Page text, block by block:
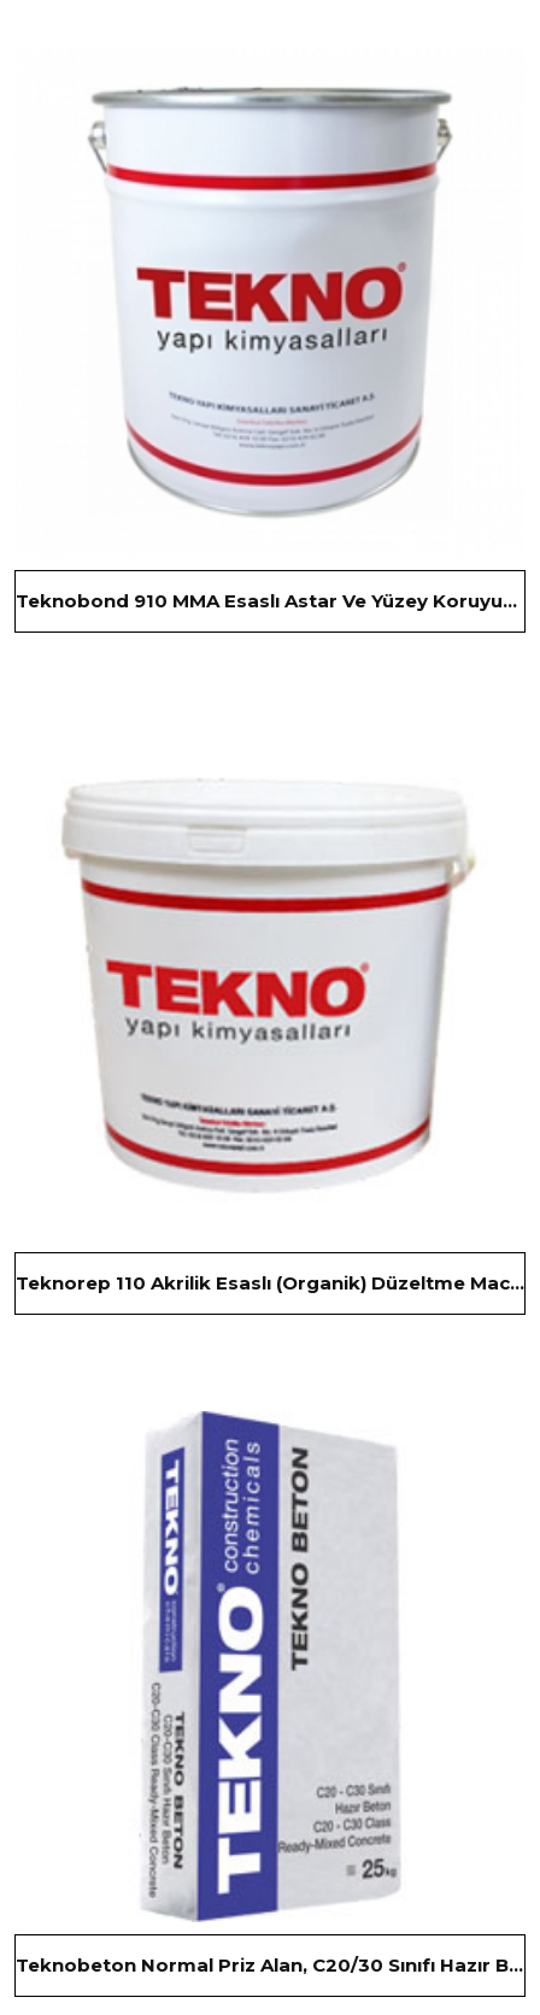
Teknobond 910 MMA Esaslı Astar Ve Yüzey Koruyucu
Teknorep 110 Akrilik Esaslı (Organik) Düzeltme Macunu
Teknobeton Normal Priz Alan, C20/30 Sınıfı Hazır Beton